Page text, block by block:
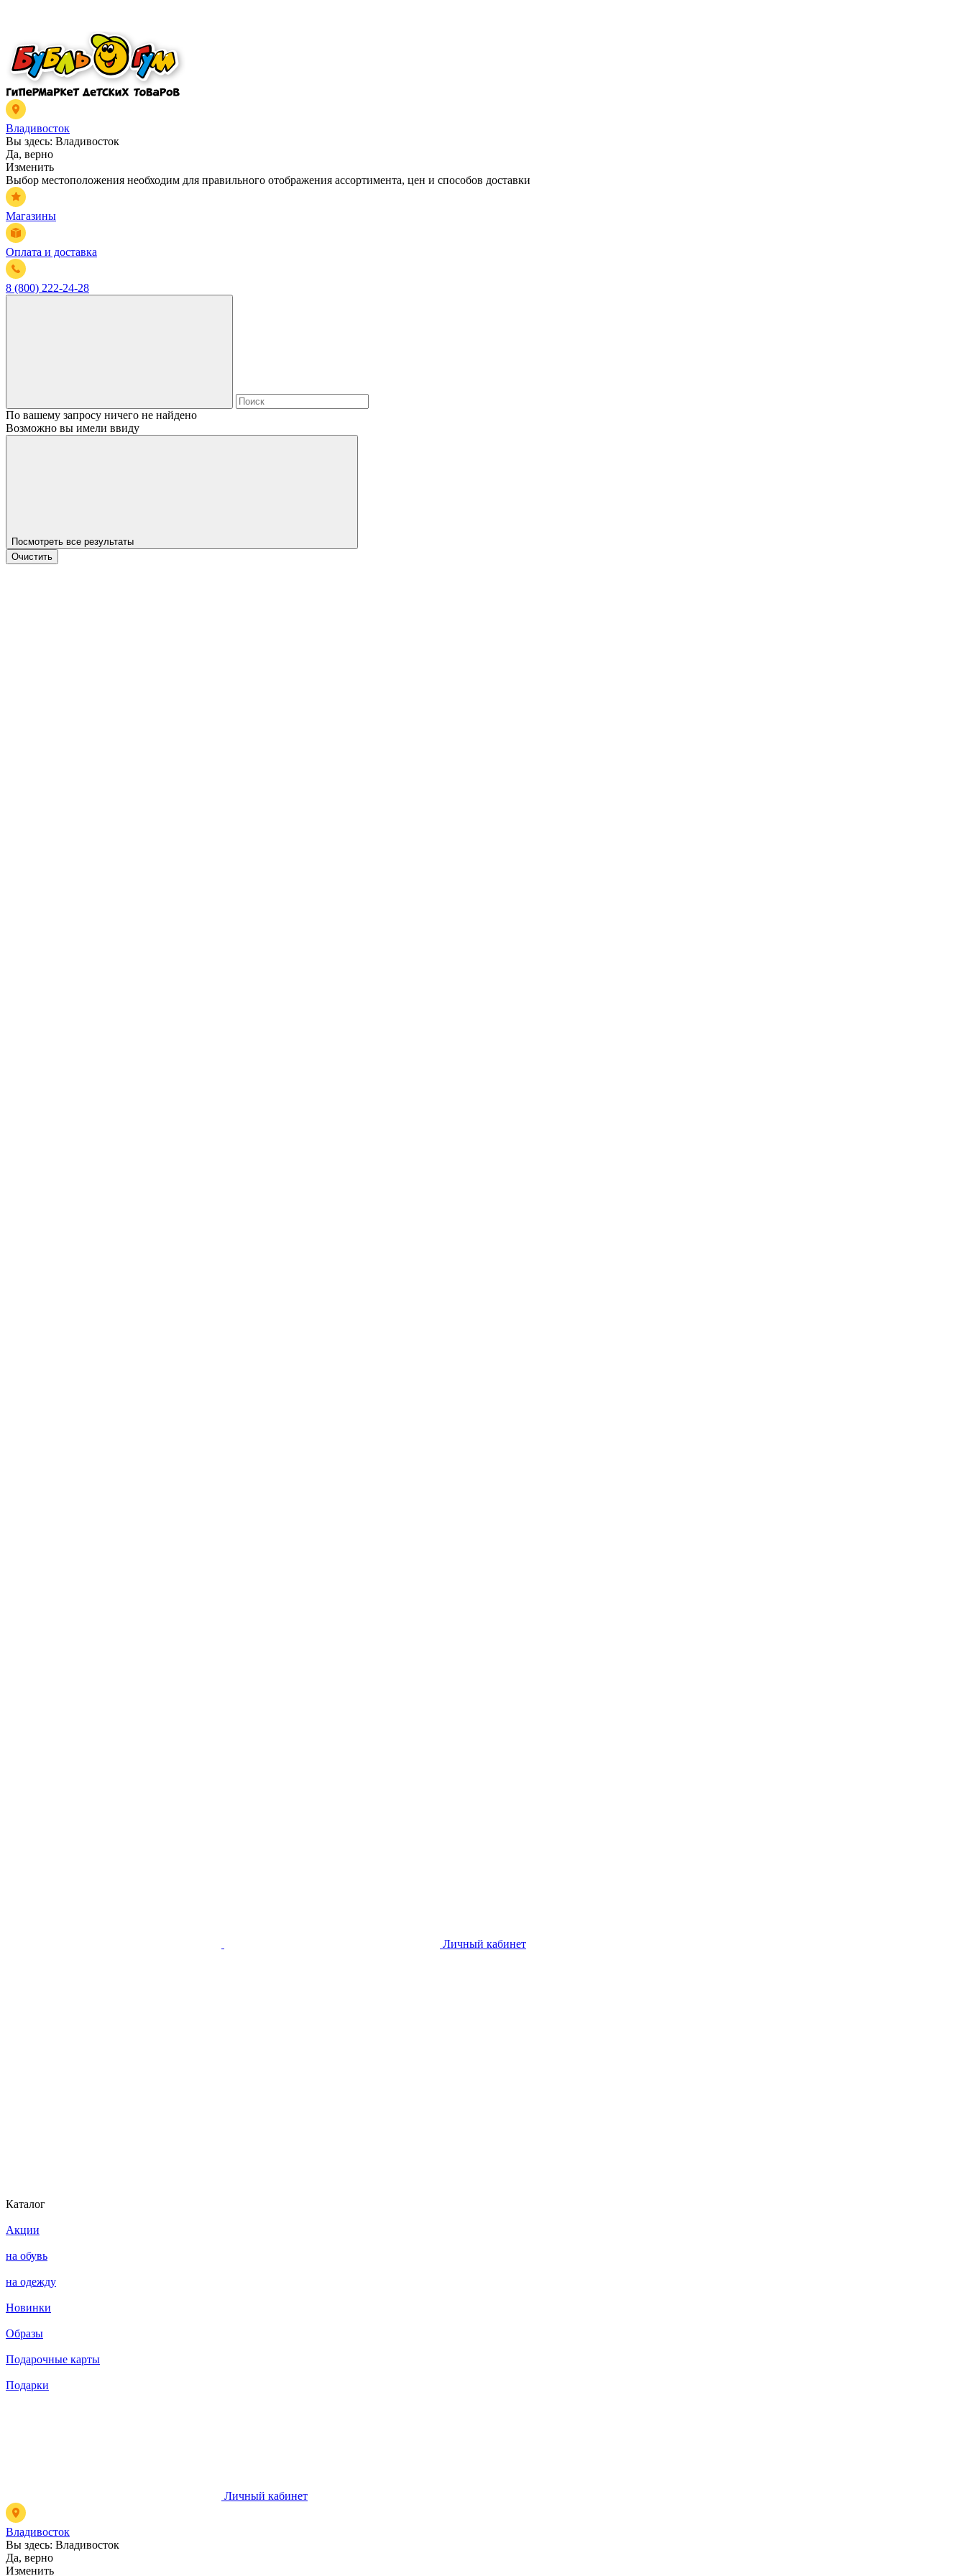
Владивосток
Вы здесь: Владивосток
Да, верно
Изменить
Выбор местоположения необходим для правильного отображения ассортимента, цен и способов доставки
Магазины
Оплата и доставка
8 (800) 222-24-28
По вашему запросу ничего не найдено
Возможно вы имели ввиду
Посмотреть все результаты
Очистить
Личный кабинет
Каталог
Акции
на обувь
на одежду
Новинки
Образы
Подарочные карты
Подарки
Личный кабинет
Владивосток
Вы здесь: Владивосток
Да, верно
Изменить